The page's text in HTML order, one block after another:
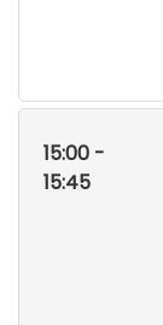
15:00 -
15:45